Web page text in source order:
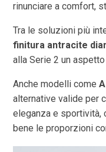
rinunciare a comfort,
Tra le soluzioni più
finitura antracite
alla Serie 2 un
Anche modelli come
alternative valide per
eleganza e sportività,
bene le proporzioni